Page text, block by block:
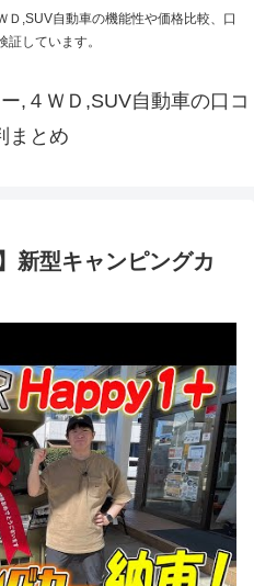
Ｄ,SUV自動車の機能性や価格比較、口
証しています。
,４ＷＤ,SUV自動車の口コ
まとめ
新型キャンピングカ